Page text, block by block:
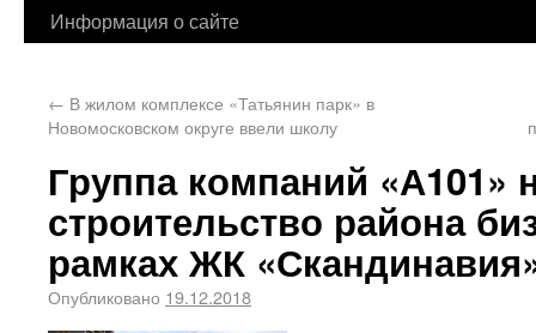
Информация о сайте
← В жилом комплексе «Татьянин парк» в
Новомосковском округе ввели школу
Группа компаний «А101»
строительство района
рамках ЖК
Опубликовано 19.12.2018